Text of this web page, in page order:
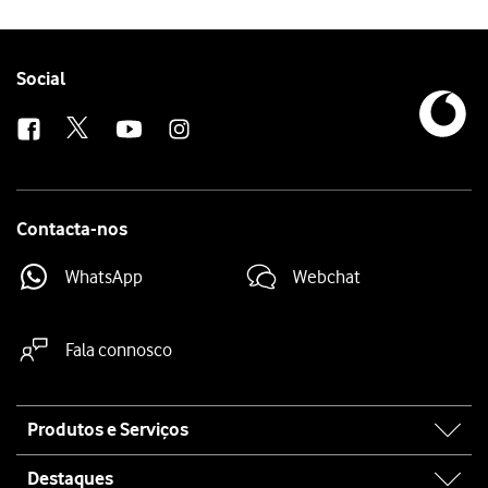
Follow
Social
Contacta-nos
WhatsApp Webchat
Fala connosco
map
Produtos e Serviços
Destaques